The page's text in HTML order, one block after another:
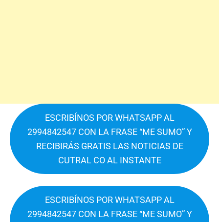
ESCRIBÍNOS POR WHATSAPP AL
2994842547 CON LA FRASE “ME SUMO” Y
RECIBIRÁS GRATIS LAS NOTICIAS DE
CUTRAL CO AL INSTANTE
ESCRIBÍNOS POR WHATSAPP AL
2994842547 CON LA FRASE “ME SUMO” Y